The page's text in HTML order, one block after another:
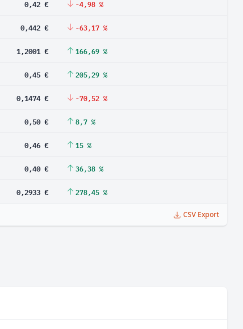
0,42 € -4,98 %
0,442 € -63,17 %
1,2001 € 166,69 %
0,45 € 205,29 %
0,1474 € -70,52 %
0,50 € 8,7 %
0,46 € 15 %
0,40 € 36,38 %
0,2933 € 278,45 %
CSV Export